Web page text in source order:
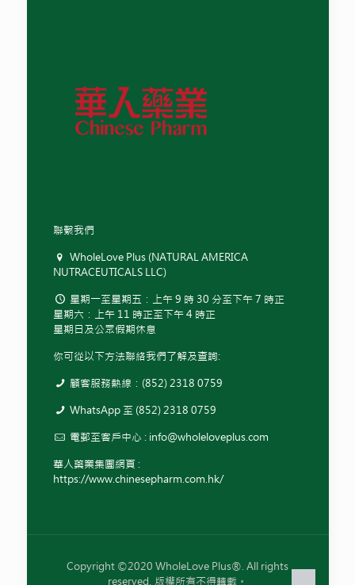
聯繫我們
WholeLove Plus (NATURAL AMERICA
NUTRACEUTICALS LLC)
星期一至星期五：上午 9 時 30 分至下午 7 時正
星期六：上午 11 時正至下午 4 時正
星期日及公眾假期休息
你可從以下方法聯絡我們了解及查詢:
顧客服務熱線：(852) 2318 0759
WhatsApp 至 (852) 2318 0759
電郵至客戶中心 : info@wholeloveplus.com
華人藥業集團網頁 :
https://www.chinesepharm.com.hk/
Copyright ©2020 WholeLove Plus®. All rights
reserved. 版權所有不得轉載。